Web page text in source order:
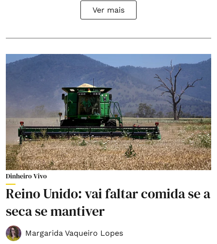
Ver mais
Dinheiro Vivo
Reino Unido: vai faltar comida se a
seca se mantiver
Margarida Vaqueiro Lopes